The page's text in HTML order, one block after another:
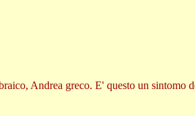
Andrea greco. E' questo un sintomo